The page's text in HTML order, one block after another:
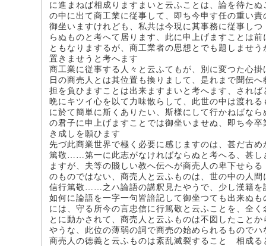
に進まねば相成りますまいと云ふことは、論を待た
の中に出て商工業に従事して、即ち今申す任の重い
御坐いますけれども、私共は今現に其事務に従事し
らぬものと考へて居ります、此に申上げますことは
ともなりまするが、商工業者の思想とでも題しませ
置きませうと考へます
商工業に従事する人々と云ふてもが、別に変つた心
日の商売人とは其位置も換りまして、是れまで聞伝
担を負ひますことは出来ますまいと考へます、され
晩にキツイ心を以て力味散らして、此世の中は渡れ
に於て簡単に斯くありたい、斯様にして行かねばな
の君子に申上げますことでは御坐いませぬ、即ち今
き成しを願ひます
先づ此商業世界で極く必要に感じますのは、甚だ古
篤敬……第一に此志がなければならぬと考へる、甚し
ますが、夫等の賤しい教へ伝へが商売人の卑下せら
のものではない、商売人と云ふものは、世の中の人
信行篤敬……之ハ論語の講釈見たやうで、少し漢籍を
如何に論語を一字一句皆諳記して御坐つても出来ぬ
には、守る所今の言忠信に行篤敬と云ふことを、全
とに動かされて、商売人と云ふものは不図したこと
やうな、此位の薄弱の詞で商売の始められるもので
商売人の徳義と云ふものは紊乱滅裂することゝ相成